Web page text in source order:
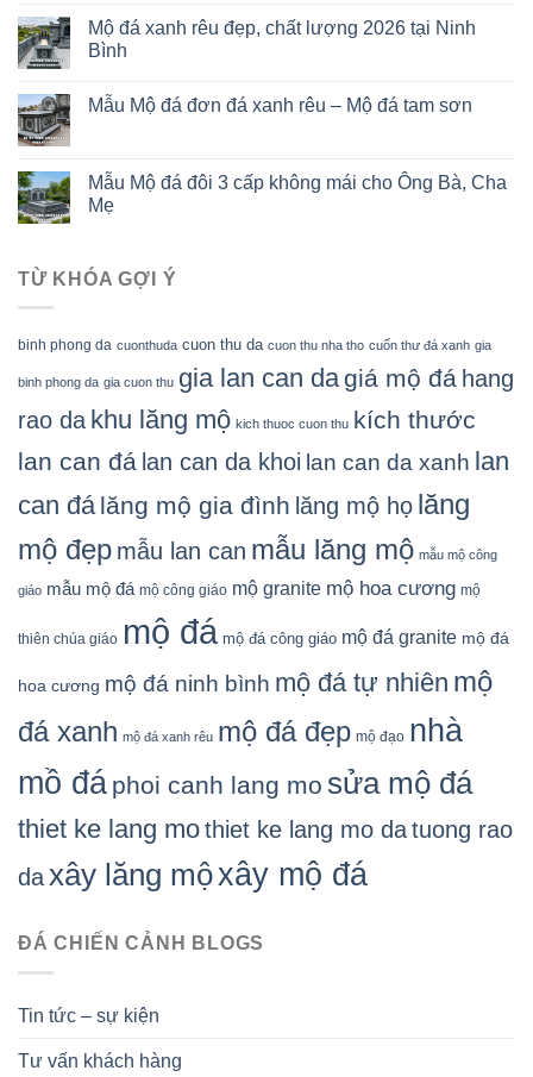
Mộ đá xanh rêu đẹp, chất lượng 2026 tại Ninh
Bình
Mẫu Mộ đá đơn đá xanh rêu – Mộ đá tam sơn
Mẫu Mộ đá đôi 3 cấp không mái cho Ông Bà, Cha
Mẹ
TỪ KHÓA GỢI Ý
binh phong da cuonthuda cuon thu da cuon thu nha tho cuốn thư đá xanh gia
binh phong da gia cuon thu gia lan can dagiá mộ đá hang
rao da khu lăng mộ kich thuoc cuon thu kích thước
lan can đá lan can da khoi lan can da xanh lan
can đá lăng mộ gia đình lăng mộ họ lăng
mộ đẹp mẫu lan can mẫu lăng mộ mẫu mộ công
giáo mẫu mộ đá mộ công giáo mộ granite mộ hoa cương mộ
thiên chúa giáo mộ đá mộ đá công giáo mộ đá granite mộ đá
hoa cương mộ đá ninh bình mộ đá tự nhiên mộ
đá xanh mộ đá xanh rêu mộ đá đẹp mộ đạo nhà
mồ đá phoi canh lang mo sửa mộ đá
thiet ke lang mothiet ke lang mo datuong rao
daxây lăng mộxây mộ đá
ĐÁ CHIẾN CẢNH BLOGS
Tin tức – sự kiện
Tư vấn khách hàng